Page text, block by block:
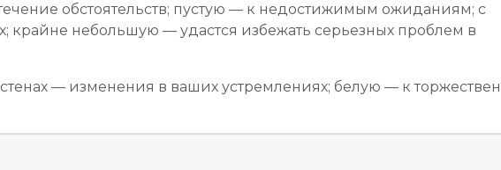
обстоятельств; пустую — к недостижимым ожиданиям; с
крайне небольшую — удастся избежать серьезных проблем в
— изменения в ваших устремлениях; белую — к